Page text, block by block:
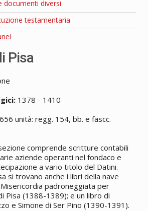
documenti diversi
testamentaria
Pisa
1378 - 1410
unità: regg. 154, bb. e fascc.
comprende scritture contabili
aziende operanti nel fondaco e
a vario titolo del Datini.
si trovano anche i libri della nave
padroneggiata per
Pisa (1388-1389); e un libro di
e Simone di Ser Pino (1390-1391).